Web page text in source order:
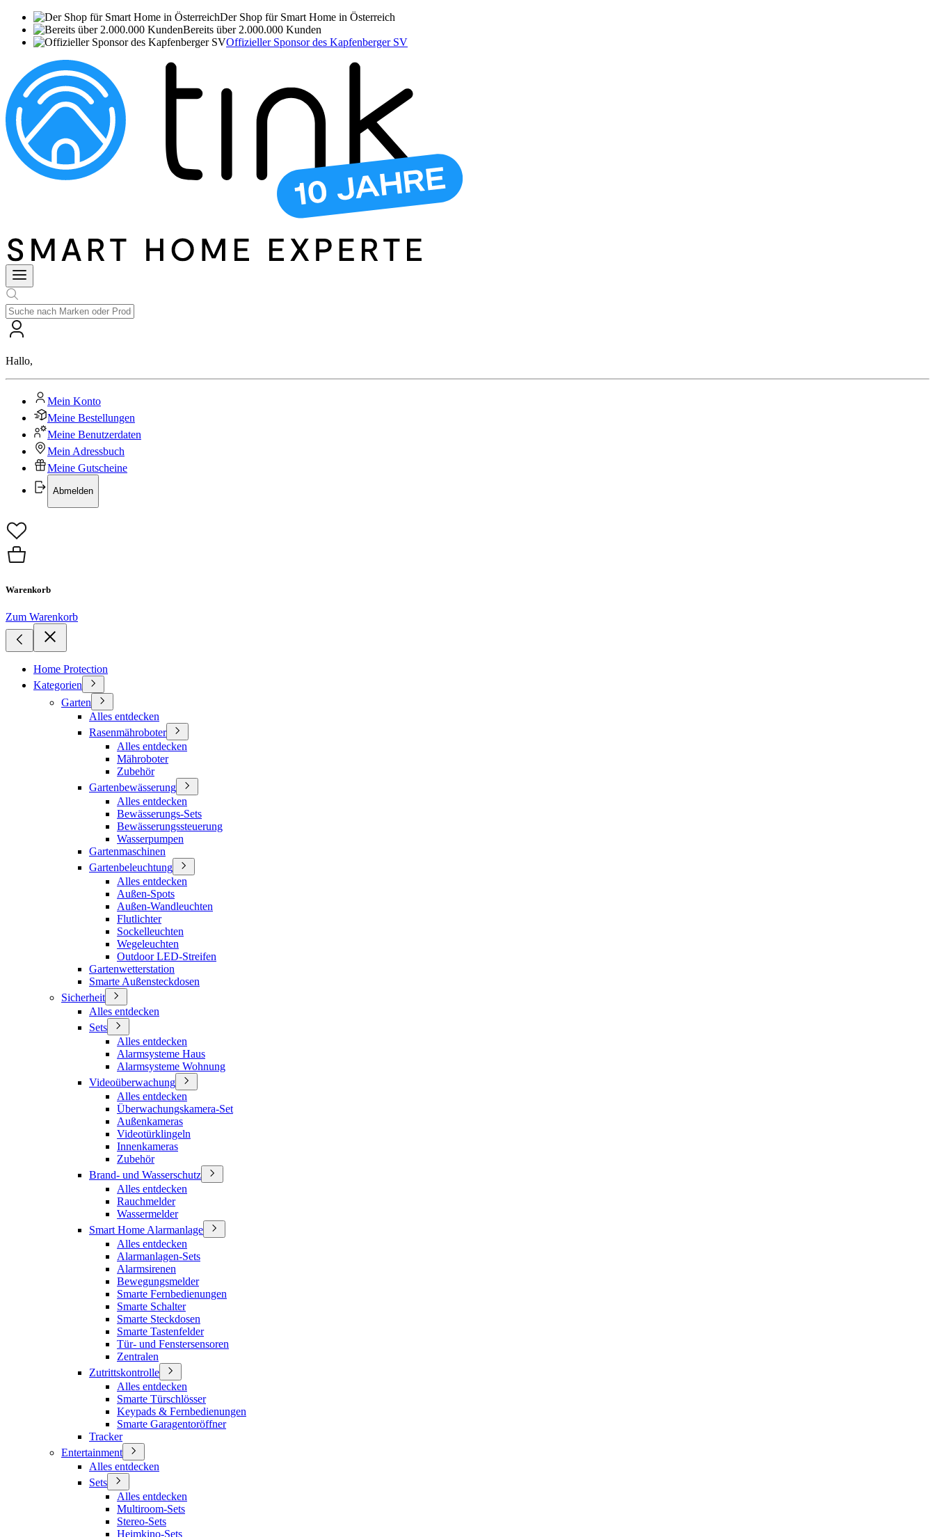
Der Shop für Smart Home in Österreich
Bereits über 2.000.000 Kunden
Offizieller Sponsor des Kapfenberger SV
Hallo,
Mein Konto
Meine Bestellungen
Meine Benutzerdaten
Mein Adressbuch
Meine Gutscheine
Abmelden
Warenkorb
Zum Warenkorb
Home Protection
Kategorien
Garten
Alles entdecken
Rasenmähroboter
Alles entdecken
Mähroboter
Zubehör
Gartenbewässerung
Alles entdecken
Bewässerungs-Sets
Bewässerungssteuerung
Wasserpumpen
Gartenmaschinen
Gartenbeleuchtung
Alles entdecken
Außen-Spots
Außen-Wandleuchten
Flutlichter
Sockelleuchten
Wegeleuchten
Outdoor LED-Streifen
Gartenwetterstation
Smarte Außensteckdosen
Sicherheit
Alles entdecken
Sets
Alles entdecken
Alarmsysteme Haus
Alarmsysteme Wohnung
Videoüberwachung
Alles entdecken
Überwachungskamera-Set
Außenkameras
Videotürklingeln
Innenkameras
Zubehör
Brand- und Wasserschutz
Alles entdecken
Rauchmelder
Wassermelder
Smart Home Alarmanlage
Alles entdecken
Alarmanlagen-Sets
Alarmsirenen
Bewegungsmelder
Smarte Fernbedienungen
Smarte Schalter
Smarte Steckdosen
Smarte Tastenfelder
Tür- und Fenstersensoren
Zentralen
Zutrittskontrolle
Alles entdecken
Smarte Türschlösser
Keypads & Fernbedienungen
Smarte Garagentoröffner
Tracker
Entertainment
Alles entdecken
Sets
Alles entdecken
Multiroom-Sets
Stereo-Sets
Heimkino-Sets